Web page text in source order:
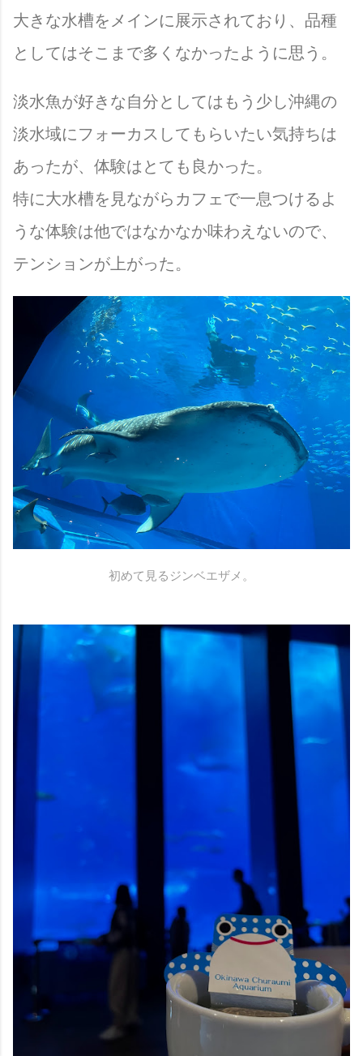
大きな水槽をメインに展示されており、品種
としてはそこまで多くなかったように思う。
淡水魚が好きな自分としてはもう少し沖縄の
淡水域にフォーカスしてもらいたい気持ちは
あったが、体験はとても良かった。
特に大水槽を見ながらカフェで一息つけるよ
うな体験は他ではなかなか味わえないので、
テンションが上がった。
初めて見るジンベエザメ。